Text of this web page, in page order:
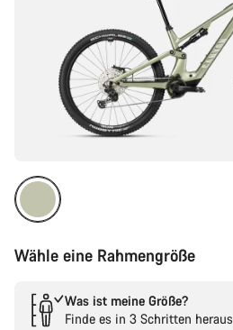
Wähle eine Rahmengröße
Was ist meine Größe?
Finde es in 3 Schritten heraus